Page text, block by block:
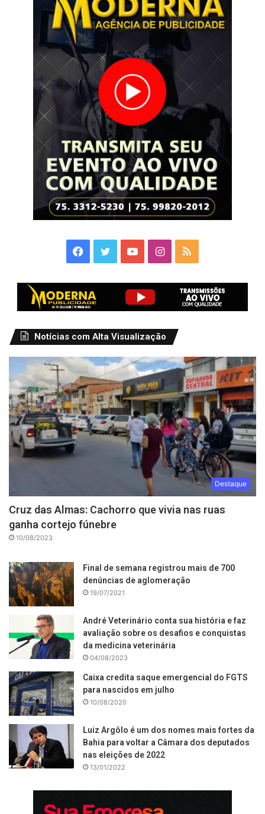
Facebook
TwitterYouTubeInstagram
RSS
Notícias com Alta Visualização
Destaque
Cruz das Almas: Cachorro que vivia nas ruas
ganha cortejo fúnebre
10/08/2023
Final de semana registrou mais de 700
denúncias de aglomeração
19/07/2021
André Veterinário conta sua história e faz
avaliação sobre os desafios e conquistas
da medicina veterinária
04/08/2023
Caixa credita saque emergencial do FGTS
para nascidos em julho
10/08/2020
Luiz Argôlo é um dos nomes mais fortes da
Bahia para voltar a Câmara dos deputados
nas eleições de 2022
13/01/2022